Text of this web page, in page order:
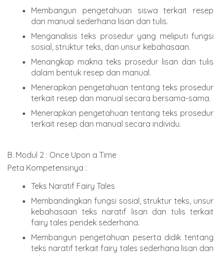
Membangun pengetahuan siswa terkait resep
dan manual sederhana lisan dan tulis.
Menganalisis teks prosedur yang meliputi fungsi
sosial, struktur teks, dan unsur kebahasaan.
Menangkap makna teks prosedur lisan dan tulis
dalam bentuk resep dan manual.
Menerapkan pengetahuan tentang teks prosedur
terkait resep dan manual secara bersama-sama.
Menerapkan pengetahuan tentang teks prosedur
terkait resep dan manual secara individu.
B. Modul 2 : Once Upon a Time
Peta Kompetensinya :
Teks Naratif Fairy Tales
Membandingkan fungsi sosial, struktur teks, unsur
kebahasaan teks naratif lisan dan tulis terkait
fairy tales pendek sederhana.
Membangun pengetahuan peserta didik tentang
teks naratif terkait fairy tales sederhana lisan dan